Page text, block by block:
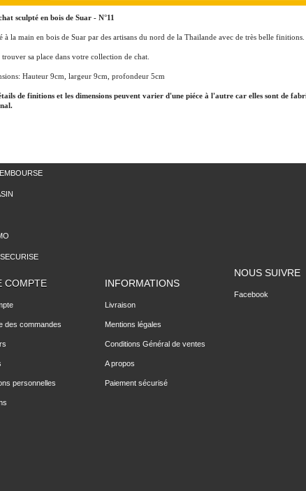
sculpté en bois de Suar - N°11
à la main en bois de Suar par des artisans du nord de la Thailande avec de très belle finitions.
trouver sa place dans votre collection de chat.
Hauteur 9cm, largeur 9cm, profondeur 5cm
de finitions et les dimensions peuvent varier d'une piéce à l'autre car elles sont de
COMPTE
des commandes
personnelles
INFORMATIONS
Livraison
Mentions légales
Conditions Général de ventes
A propos
Paiement sécurisé
NOUS SUIVRE
Facebook